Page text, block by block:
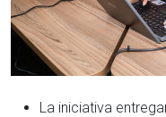
La iniciativa